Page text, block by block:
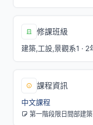
修課班級
建築,工設,景觀系1 · 2
課程資訊
中文課程
第一階段限日間部建